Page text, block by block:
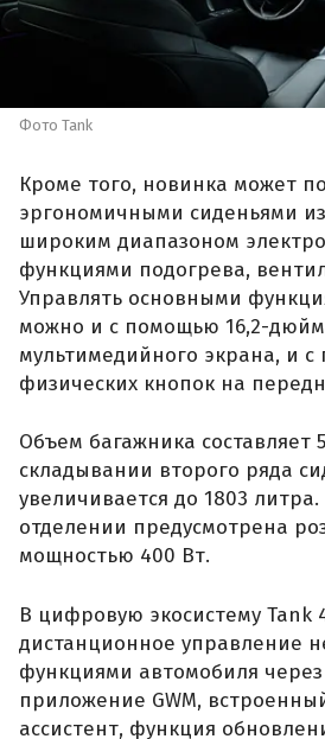
Фото Tank
Кроме того, новинка может
эргономичными сиденьями
широким диапазоном
функциями подогрева,
Управлять основными
можно и с помощью 16,2-
мультимедийного экрана, и
физических кнопок на
Объем багажника составляет
складывании второго ряда
увеличивается до 1803
отделении предусмотрена
мощностью 400 Вт.
В цифровую экосистему Tank
дистанционное управление
функциями автомобиля
приложение GWM,
ассистент, функция